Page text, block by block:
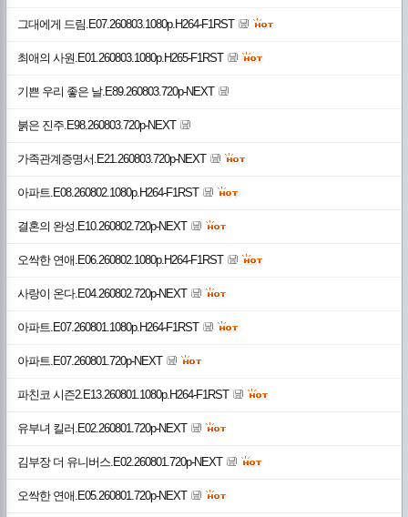
그대에게 드림.E07.260803.1080p.H264-F1RST
최애의 사원.E01.260803.1080p.H265-F1RST
기쁜 우리 좋은 날.E89.260803.720p-NEXT
붉은 진주.E98.260803.720p-NEXT
가족관계증명서.E21.260803.720p-NEXT
아파트.E08.260802.1080p.H264-F1RST
결혼의 완성.E10.260802.720p-NEXT
오싹한 연애.E06.260802.1080p.H264-F1RST
사랑이 온다.E04.260802.720p-NEXT
아파트.E07.260801.1080p.H264-F1RST
아파트.E07.260801.720p-NEXT
파친코 시즌2.E13.260801.1080p.H264-F1RST
유부녀 킬러.E02.260801.720p-NEXT
김부장 더 유니버스.E02.260801.720p-NEXT
오싹한 연애.E05.260801.720p-NEXT